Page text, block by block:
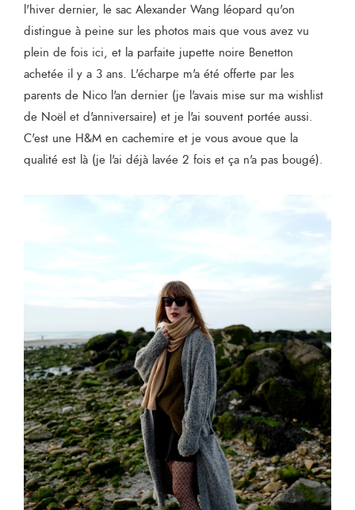
l'hiver dernier, le sac Alexander Wang léopard qu'on
distingue à peine sur les photos mais que vous avez vu
plein de fois ici, et la parfaite jupette noire Benetton
achetée il y a 3 ans. L'écharpe m'a été offerte par les
parents de Nico l'an dernier (je l'avais mise sur ma wishlist
de Noël et d'anniversaire) et je l'ai souvent portée aussi.
C'est une H&M en cachemire et je vous avoue que la
qualité est là (je l'ai déjà lavée 2 fois et ça n'a pas bougé).